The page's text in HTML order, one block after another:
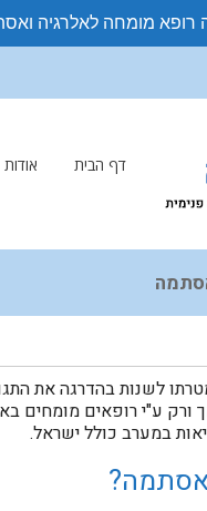
דף הבית אודות
מטרתו לשנות בהדרגה את
ורק ע"י רופאים מומחים
במערב כולל ישראל.
רופא מומחה לאלרגיה